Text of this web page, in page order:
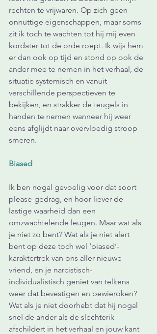
rechten te vrijwaren. Op zich geen
onnuttige eigenschappen, maar soms
zit ik toch te wachten tot hij mij even
kordater tot de orde roept. Ik wijs hem
er dan ook op tijd en stond op ook de
ander mee te nemen in het verhaal, de
situatie systemisch en vanuit
verschillende perspectieven te
bekijken, en strakker de teugels in
handen te nemen wanneer hij weer
eens afglijdt naar overvloedig stroop
smeren.
Biased
Ik ben nogal gevoelig voor dat soort
please-gedrag, en hoor liever de
lastige waarheid dan een
omzwachtelende leugen. Maar wat als
je niet zo bent? Wat als je niet alert
bent op deze toch wel ‘biased’-
karaktertrek van ons aller nieuwe
vriend, en je narcistisch-
individualistisch geniet van telkens
weer dat bevestigen en bewieroken?
Wat als je niet doorhebt dat hij nogal
snel de ander als de slechterik
afschildert in het verhaal en jouw kant